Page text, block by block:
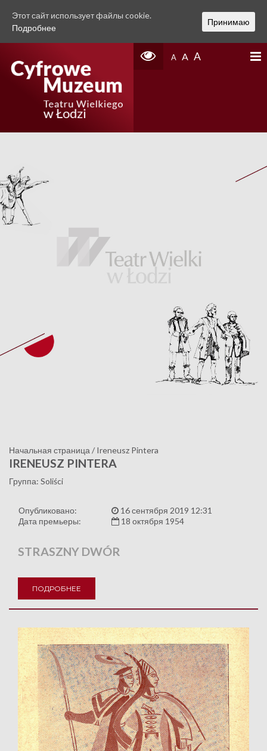
A A A
Начальная страница / Ireneusz Pintera
IRENEUSZ PINTERA
Группа: Soliści
Опубликовано:
16 сентября 2019 12:31
Дата премьеры:
18 октября 1954
STRASZNY DWÓR
ПОДРОБНЕЕ
Этот сайт использует файлы cookie.
Подробнее
Принимаю